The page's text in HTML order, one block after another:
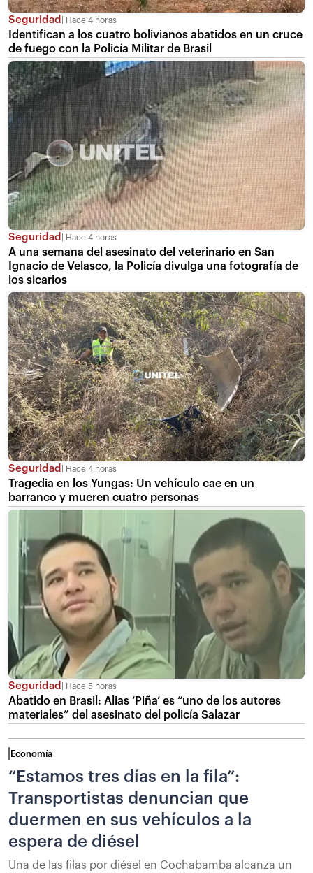
Seguridad Hace 4 horas
Identifican a los cuatro bolivianos abatidos en un cruce
de fuego con la Policía Militar de Brasil
Seguridad Hace 4 horas
A una semana del asesinato del veterinario en San
Ignacio de Velasco, la Policía divulga una fotografía de
los sicarios
Seguridad Hace 4 horas
Tragedia en los Yungas: Un vehículo cae en un
barranco y mueren cuatro personas
Seguridad Hace 5 horas
Abatido en Brasil: Alias ‘Piña’ es “uno de los autores
materiales” del asesinato del policía Salazar
Economía
“Estamos tres días en la fila”:
Transportistas denuncian que
duermen en sus vehículos a la
espera de diésel
Una de las filas por diésel en Cochabamba alcanza un